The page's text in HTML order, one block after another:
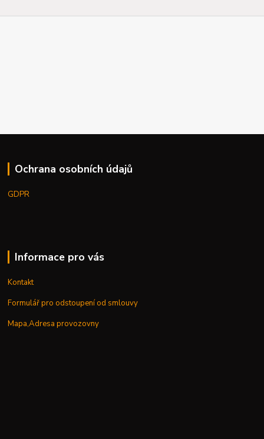
Ochrana osobních údajů
GDPR
Informace pro vás
Kontakt
Formulář pro odstoupení od smlouvy
Mapa,Adresa provozovny